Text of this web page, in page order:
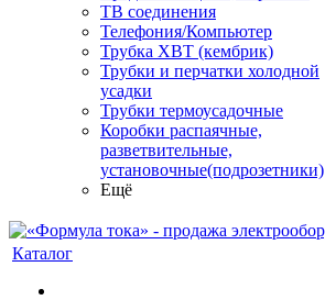
ТВ соединения
Телефония/Компьютер
Трубка ХВТ (кембрик)
Трубки и перчатки холодной
усадки
Трубки термоусадочные
Коробки распаячные,
разветвительные,
установочные(подрозетники)
Ещё
Каталог